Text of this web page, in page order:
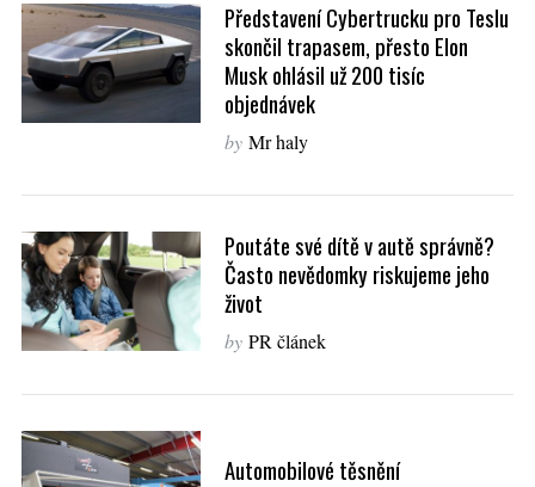
Představení Cybertrucku pro Teslu
skončil trapasem, přesto Elon
Musk ohlásil už 200 tisíc
objednávek
by Mr haly
Poutáte své dítě v autě správně?
Často nevědomky riskujeme jeho
život
by PR článek
Automobilové těsnění